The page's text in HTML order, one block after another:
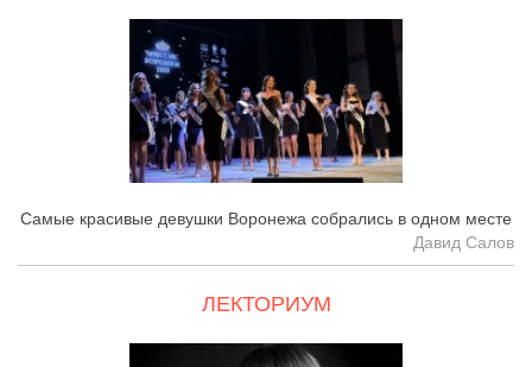
Самые красивые девушки Воронежа собрались в одном месте
Давид Салов
ЛЕКТОРИУМ